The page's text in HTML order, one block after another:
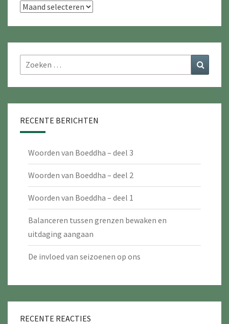
Archieven
Zoeken
naar:
RECENTE BERICHTEN
Woorden van Boeddha – deel 3
Woorden van Boeddha – deel 2
Woorden van Boeddha – deel 1
Balanceren tussen grenzen bewaken en
uitdaging aangaan
De invloed van seizoenen op ons
RECENTE REACTIES